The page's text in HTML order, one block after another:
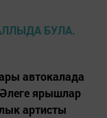
автокалада
ярышлар
артисты